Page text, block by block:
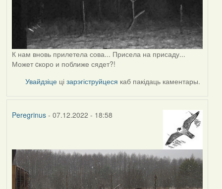
К нам вновь прилетела сова... Присела на присаду...
Может cкоро и поближе сядет?!
Увайдзіце цізарэгіструйцеся каб пакідаць каментары.
Peregrinus- 07.12.2022 - 18:58